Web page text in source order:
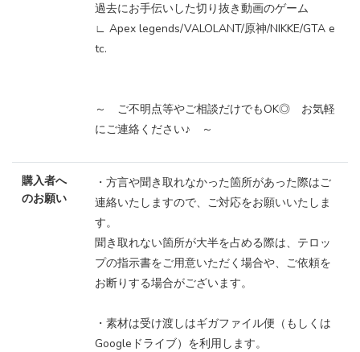
過去にお手伝いした切り抜き動画のゲーム
∟ Apex legends/VALOLANT/原神/NIKKE/GTA e
tc.
～ ご不明点等やご相談だけでもOK◎ お気軽
にご連絡ください♪ ～
購入者へ
のお願い
・方言や聞き取れなかった箇所があった際はご
連絡いたしますので、ご対応をお願いいたしま
す。
聞き取れない箇所が大半を占める際は、テロッ
プの指示書をご用意いただく場合や、ご依頼を
お断りする場合がございます。
・素材は受け渡しはギガファイル便（もしくは
Googleドライブ）を利用します。